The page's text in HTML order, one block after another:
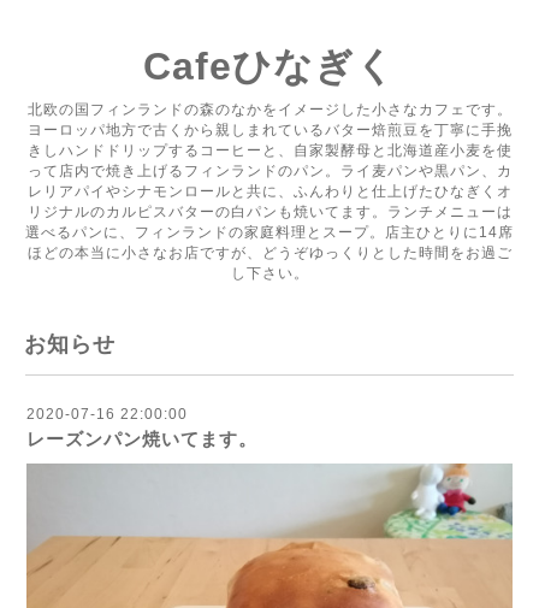
Cafeひなぎく
北欧の国フィンランドの森のなかをイメージした小さなカフェです。
ヨーロッパ地方で古くから親しまれているバター焙煎豆を丁寧に手挽
きしハンドドリップするコーヒーと、自家製酵母と北海道産小麦を使
って店内で焼き上げるフィンランドのパン。ライ麦パンや黒パン、カ
レリアパイやシナモンロールと共に、ふんわりと仕上げたひなぎくオ
リジナルのカルピスバターの白パンも焼いてます。ランチメニューは
選べるパンに、フィンランドの家庭料理とスープ。店主ひとりに14席
ほどの本当に小さなお店ですが、どうぞゆっくりとした時間をお過ご
し下さい。
お知らせ
2020-07-16 22:00:00
レーズンパン焼いてます。